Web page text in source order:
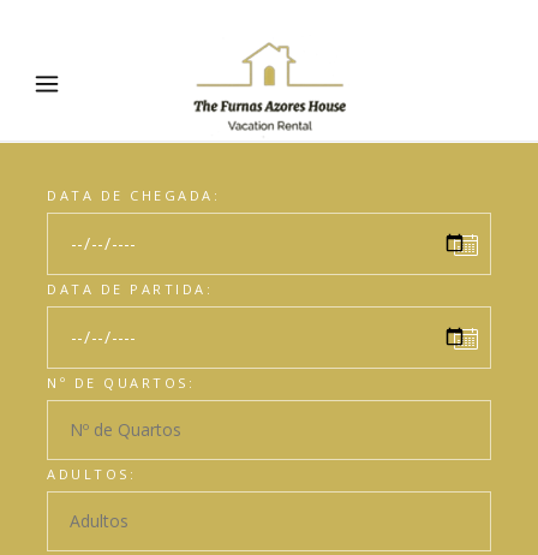
DATA DE CHEGADA:
DATA DE PARTIDA:
Nº DE QUARTOS:
ADULTOS: